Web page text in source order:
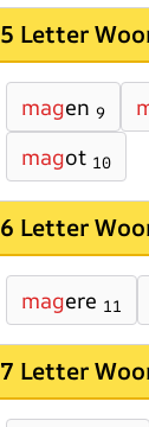
5 Letter
magen 9
magot 10
6 Letter
magere 11
7 Letter